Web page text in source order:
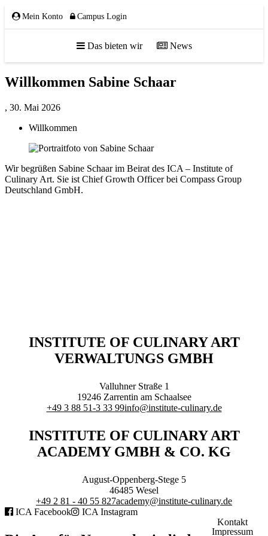
Mein Konto Campus Login
Das bieten wir News
ÜBER UNS
Gremien
Mitglieder
Partnerschaften
Caregastronomie
Betriebsgastronomie
Educationgastronomie
Marken- & Systemgastronomie
ACADEMY
Fernlehrgänge
Berufsqualifikation
Willkommen Sabine Schaar
, 30. Mai 2026
Willkommen
Wir begrüßen Sabine Schaar im Beirat des ICA – Institute of
Culinary Art. Sie ist Chief Growth Officer bei Compass Group
Deutschland GmbH.
INSTITUTE OF CULINARY ART
VERWALTUNGS GMBH
Valluhner Straße 1
19246 Zarrentin am Schaalsee
+49 3 88 51-3 33 99info@institute-culinary.de
INSTITUTE OF CULINARY ART
ACADEMY GMBH & CO. KG
August-Oppenberg-Stege 5
46485 Wesel
+49 2 81 - 40 55 827academy@institute-culinary.de
ICA Facebook
ICA Instagram
Kontakt
Impressum